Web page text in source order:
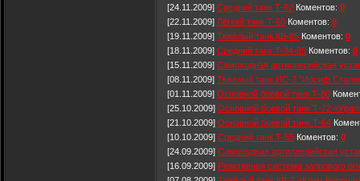
[24.11.2009] Средний танк Т-62 Коментов: 0
[22.11.2009] Лёгкий танк Т-60 Коментов: 0
[19.11.2009] Тяжёлый танк КВ-85 Коментов: 0
[18.11.2009] Средний танк Т-34-85 Коментов: 0
[15.11.2009] Самоходная артиллерийская
[08.11.2009] Тяжелый танк ИС-3 "Иосиф
[01.11.2009] Основной боевой танк Т-80
[25.10.2009] Основной боевой танк Т-72
[21.10.2009] Основной боевой танк Т-64
[10.10.2009] Средний танк Т-55 Коментов: 0
[24.09.2009] Самоходная артиллерийская
[16.09.2009] Реактивная система залпового